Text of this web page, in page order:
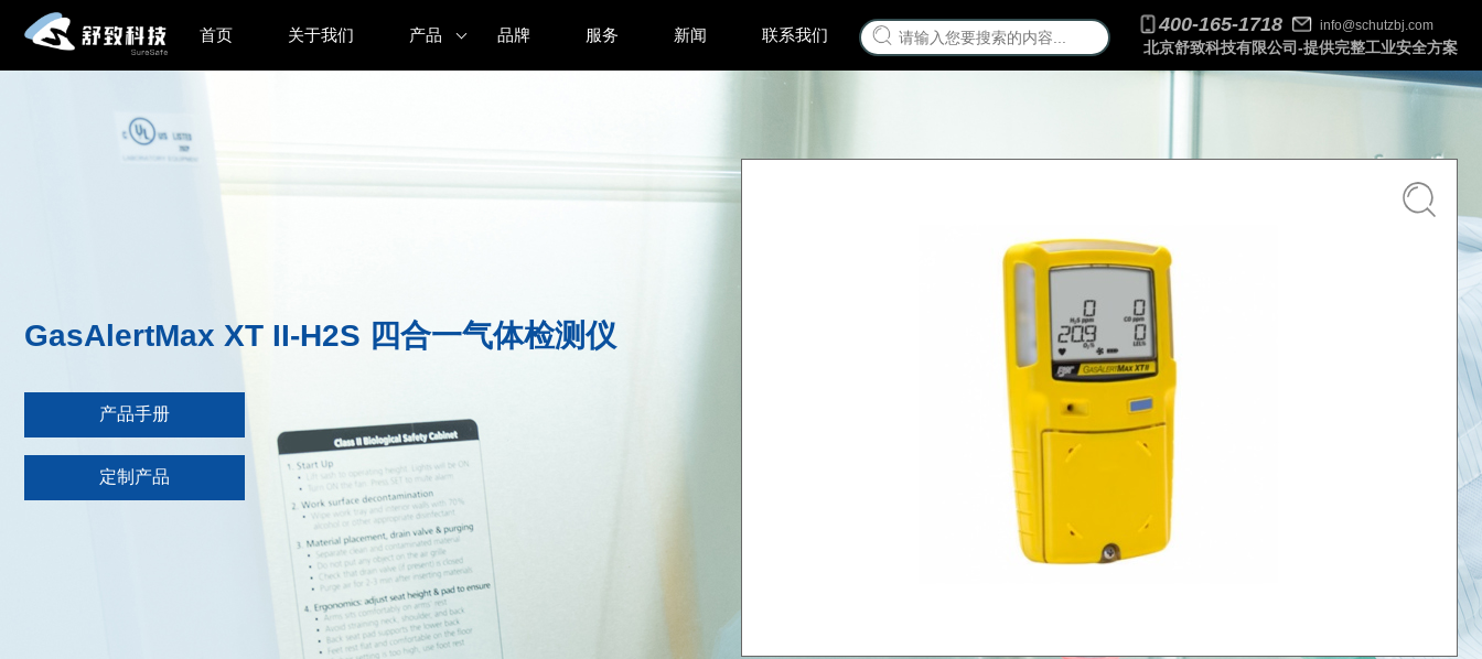
首页 关于我们 产品 品牌 服务 新闻 联系我们 400-165-1718 info@schutzbj.com
北京舒致科技有限公司-提供完整工业安全方案
GasAlertMax XT II-H2S 四合一气体检测仪
产品手册
定制产品